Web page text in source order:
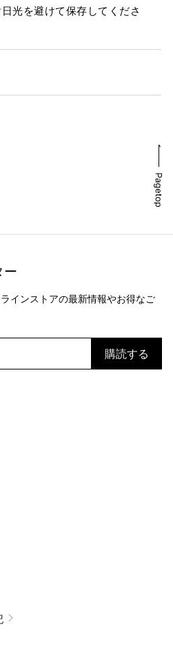
光を避けて保存してくださ
ー
インストアの最新情報やお得なご
購読する